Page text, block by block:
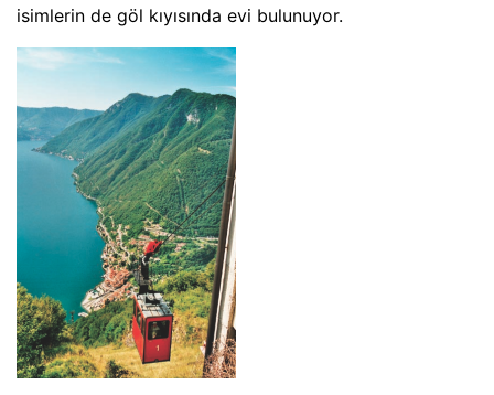
isimlerin de göl kıyısında evi bulunuyor.